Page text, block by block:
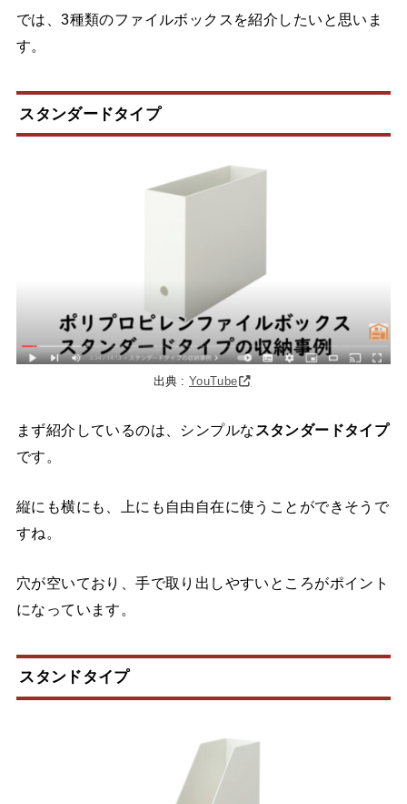
では、3種類のファイルボックスを紹介したいと思いま
す。
スタンダードタイプ
出典 :YouTube
まず紹介しているのは、シンプルな スタンダードタイプ
です。
縦にも横にも、上にも自由自在に使うことができそうで
すね。
穴が空いており、手で取り出しやすいところがポイント
になっています。
スタンドタイプ